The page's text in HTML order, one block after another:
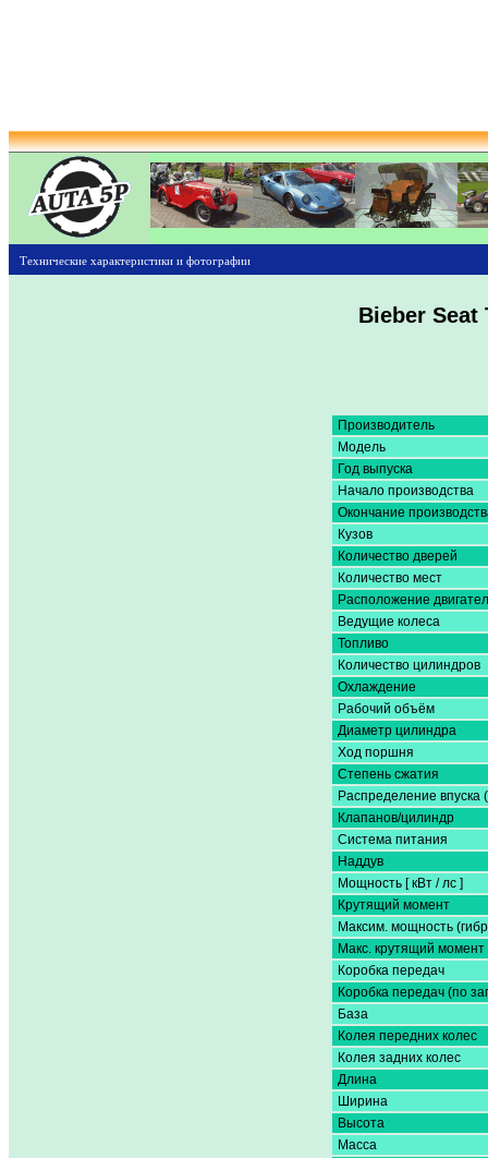
Технические характеристики и фотографии
Bieber Seat
Производитель
Модель
Год выпуска
Начало производства
Окончание
Кузов
Количество дверей
Количество мест
Расположение
Ведущие колеса
Топливо
Количество цилиндров
Охлаждение
Рабочий объём
Диаметр цилиндра
Ход поршня
Степень сжатия
Распределение впуска
Клапанов/цилиндр
Система питания
Наддув
Мощность [ кВт / лс ]
Крутящий момент
Максим. мощность
Макс. крутящий момент
Коробка передач
Коробка передач (по
База
Колея передних колес
Колея задних колес
Длина
Ширина
Высота
Масса